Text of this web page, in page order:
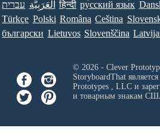
עברית العَرَبِيَّة हिन्दी ру́сский язы́к
Türkçe Polski Româna Ceština
български Lietuvos Slovenščina
© 2026 - Clever
StoryboardThat
Prototypes , LLCи
и товарным знакам